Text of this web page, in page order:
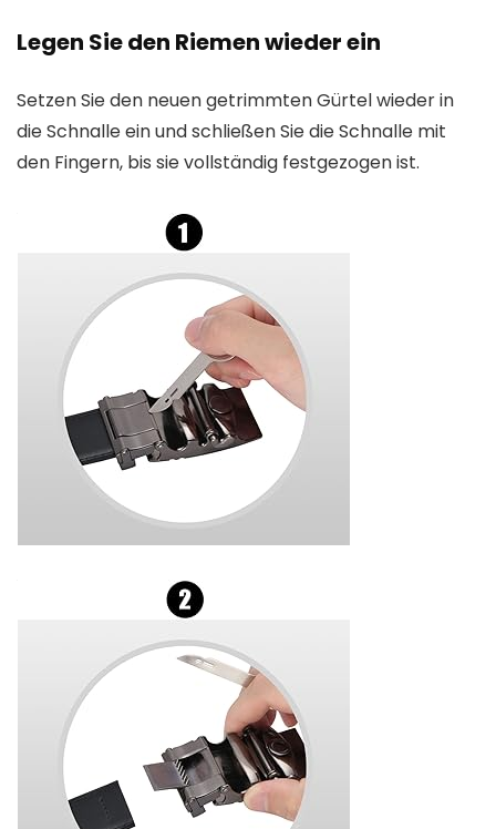
Legen Sie den Riemen wieder ein
Setzen Sie den neuen getrimmten Gürtel wieder in
die Schnalle ein und schließen Sie die Schnalle mit
den Fingern, bis sie vollständig festgezogen ist.